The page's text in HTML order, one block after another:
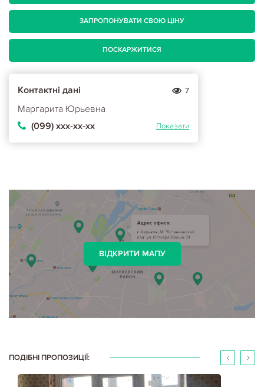
ЗАПРОПОНУВАТИ СВОЮ ЦІНУ
ПОСКАРЖИТИСЯ
Контактні дані 7
Маргарита Юрьевна
(099) ххх-хх-хх
Показати
ВІДКРИТИ МАПУ
ПОДІБНІ ПРОПОЗИЦІЇ: